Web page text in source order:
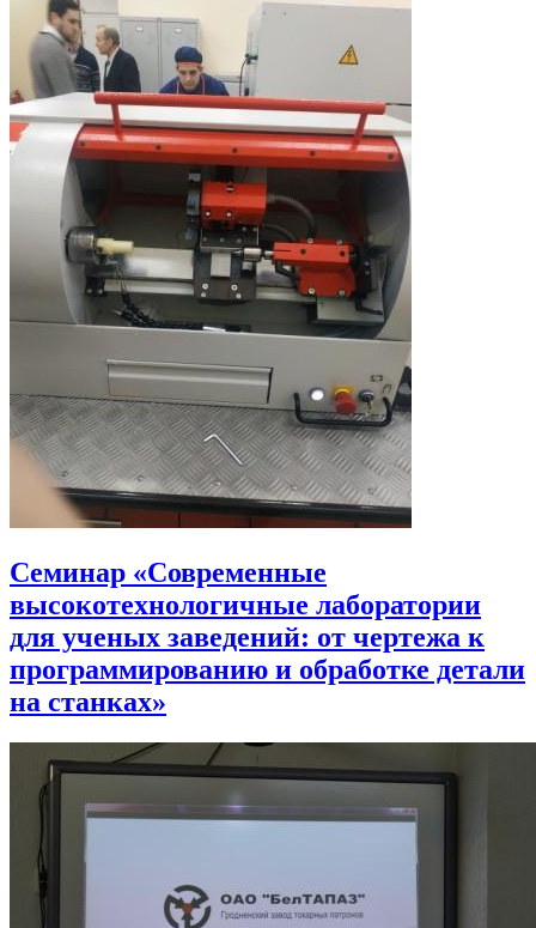
Семинар «Современные
высокотехнологичные лаборатории
для ученых заведений: от чертежа к
программированию и обработке детали
на станках»